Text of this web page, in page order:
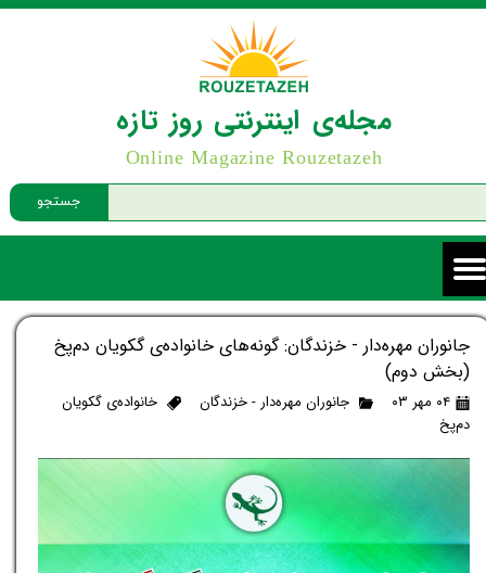
جستجو
مجله‌ی اینترنتی روز تازه
Online Magazine Rouzetazeh
جانوران مهره‌دار - خزندگان: گونه‌های خانواده‌ی گکویان دم‌پخ
(بخش دوم)
۰۴ مهر ۰۳ جانوران مهره‌دار - خزندگان
خانواده‌ی گکویان
دم‌پخ